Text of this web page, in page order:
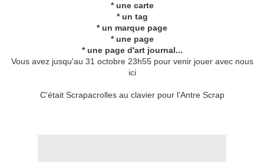
* une carte
* un tag
* un marque page
* une page
* une page d'art journal...
Vous avez jusqu'au 31 octobre 23h55 pour venir jouer avec nous
ici
C'était Scrapacrolles au clavier pour l'Antre Scrap